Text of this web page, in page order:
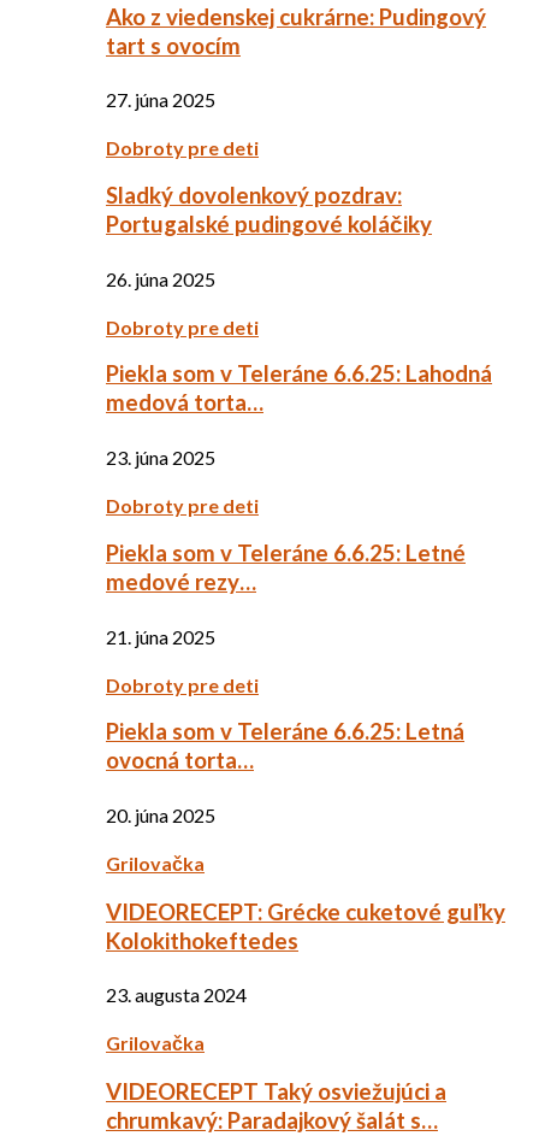
Ako z viedenskej cukrárne: Pudingový
tart s ovocím
27. júna 2025
Dobroty pre deti
Sladký dovolenkový pozdrav:
Portugalské pudingové koláčiky
26. júna 2025
Dobroty pre deti
Piekla som v Teleráne 6.6.25: Lahodná
medová torta…
23. júna 2025
Dobroty pre deti
Piekla som v Teleráne 6.6.25: Letné
medové rezy…
21. júna 2025
Dobroty pre deti
Piekla som v Teleráne 6.6.25: Letná
ovocná torta…
20. júna 2025
Grilovačka
VIDEORECEPT: Grécke cuketové guľky
Kolokithokeftedes
23. augusta 2024
Grilovačka
VIDEORECEPT Taký osviežujúci a
chrumkavý: Paradajkový šalát s…